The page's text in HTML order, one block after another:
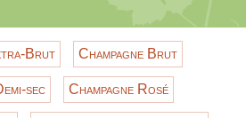
Brut Champagne Brut
sec Champagne Rosé